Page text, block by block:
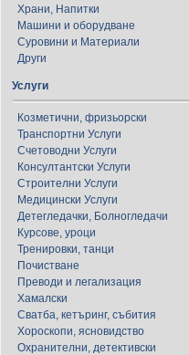
Храни, Напитки
Машини и оборудване
Суровини и Материали
Други
Услуги
Козметични, фризьорски
Транспортни Услуги
Счетоводни Услуги
Консултантски Услуги
Строителни Услуги
Медицински Услуги
Детегледачки, Болногледачи
Курсове, уроци
Тренировки, танци
Почистване
Преводи и легализация
Хамалски
Сватба, кетъринг, събития
Хороскопи, ясновидство
Охранителни, детективски